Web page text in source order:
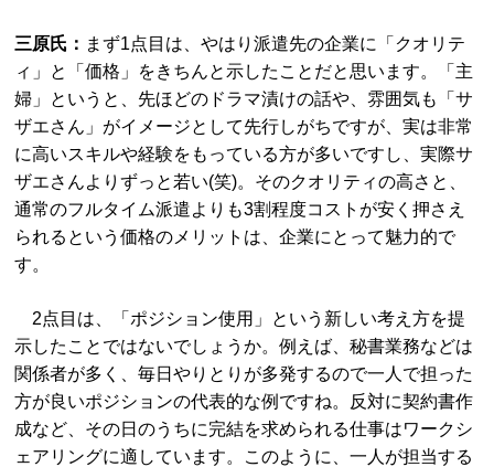
三原氏： まず1点目は、やはり派遣先の企業に「クオリテ
ィ」と「価格」をきちんと示したことだと思います。「主
婦」というと、先ほどのドラマ漬けの話や、雰囲気も「サ
ザエさん」がイメージとして先行しがちですが、実は非常
に高いスキルや経験をもっている方が多いですし、実際サ
ザエさんよりずっと若い(笑)。そのクオリティの高さと、
通常のフルタイム派遣よりも3割程度コストが安く押さえ
られるという価格のメリットは、企業にとって魅力的で
す。
2点目は、「ポジション使用」という新しい考え方を提
示したことではないでしょうか。例えば、秘書業務などは
関係者が多く、毎日やりとりが多発するので一人で担った
方が良いポジションの代表的な例ですね。反対に契約書作
成など、その日のうちに完結を求められる仕事はワークシ
ェアリングに適しています。このように、一人が担当する